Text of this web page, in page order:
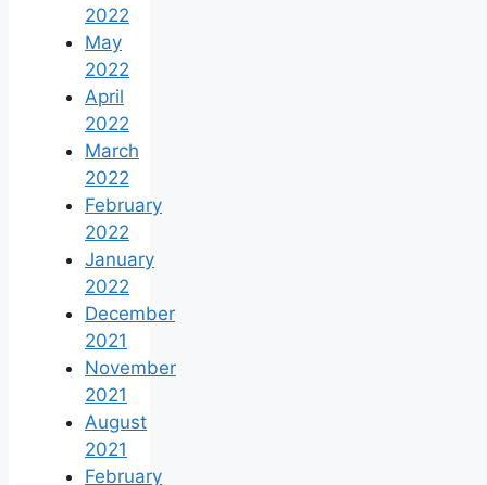
2022
May
2022
April
2022
March
2022
February
2022
January
2022
December
2021
November
2021
August
2021
February